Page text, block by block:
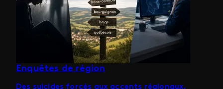
Enquêtes de région
Des suicides forcés aux accents régionaux,